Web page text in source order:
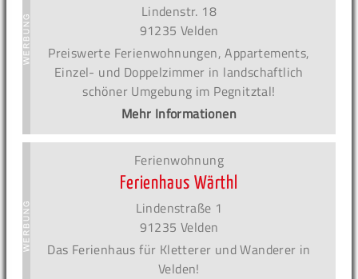
Lindenstr. 18
91235 Velden
Preiswerte Ferienwohnungen, Appartements,
Einzel- und Doppelzimmer in landschaftlich
schöner Umgebung im Pegnitztal!
Mehr Informationen
Ferienwohnung
Ferienhaus Wärthl
Lindenstraße 1
91235 Velden
Das Ferienhaus für Kletterer und Wanderer in
Velden!